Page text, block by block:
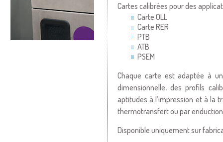
Cartes calibrées pour des
Carte OLL
Carte RER
PTB
ATB
PSEM
Chaque carte est adaptée à
dimensionnelle, des profils
aptitudes à l’impression et à la
thermotransfert ou par
Disponible uniquement sur